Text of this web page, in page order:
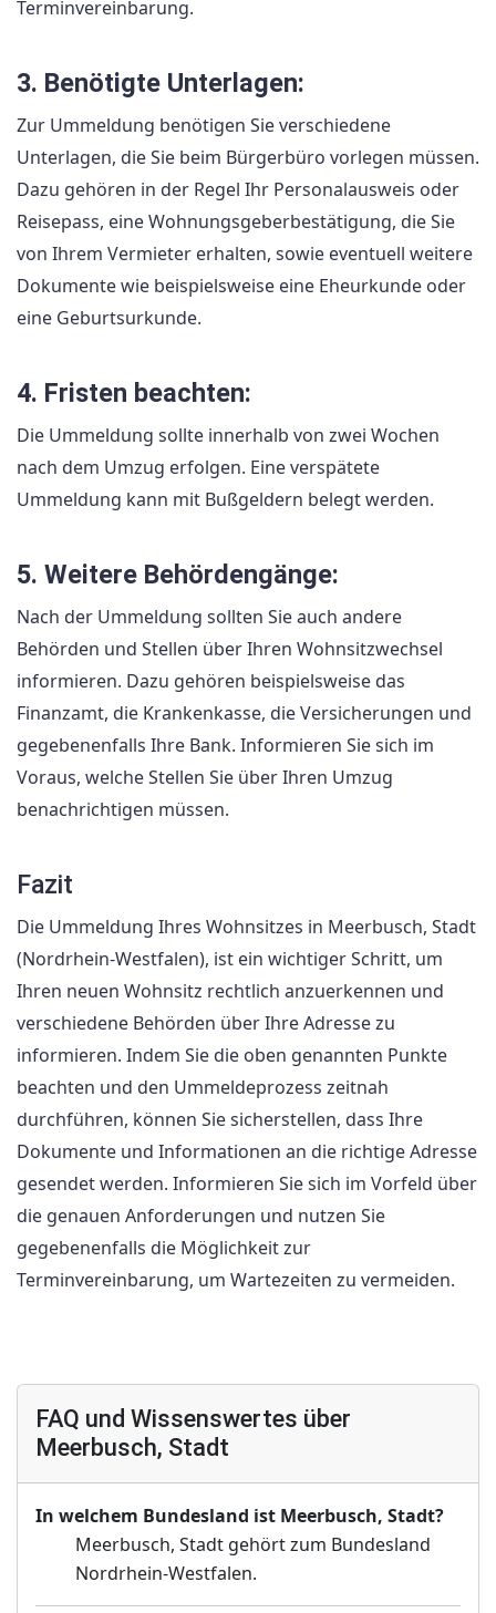
Terminvereinbarung.
3. Benötigte Unterlagen:
Zur Ummeldung benötigen Sie verschiedene
Unterlagen, die Sie beim Bürgerbüro vorlegen müssen.
Dazu gehören in der Regel Ihr Personalausweis oder
Reisepass, eine Wohnungsgeberbestätigung, die Sie
von Ihrem Vermieter erhalten, sowie eventuell weitere
Dokumente wie beispielsweise eine Eheurkunde oder
eine Geburtsurkunde.
4. Fristen beachten:
Die Ummeldung sollte innerhalb von zwei Wochen
nach dem Umzug erfolgen. Eine verspätete
Ummeldung kann mit Bußgeldern belegt werden.
5. Weitere Behördengänge:
Nach der Ummeldung sollten Sie auch andere
Behörden und Stellen über Ihren Wohnsitzwechsel
informieren. Dazu gehören beispielsweise das
Finanzamt, die Krankenkasse, die Versicherungen und
gegebenenfalls Ihre Bank. Informieren Sie sich im
Voraus, welche Stellen Sie über Ihren Umzug
benachrichtigen müssen.
Fazit
Die Ummeldung Ihres Wohnsitzes in Meerbusch, Stadt
(Nordrhein-Westfalen), ist ein wichtiger Schritt, um
Ihren neuen Wohnsitz rechtlich anzuerkennen und
verschiedene Behörden über Ihre Adresse zu
informieren. Indem Sie die oben genannten Punkte
beachten und den Ummeldeprozess zeitnah
durchführen, können Sie sicherstellen, dass Ihre
Dokumente und Informationen an die richtige Adresse
gesendet werden. Informieren Sie sich im Vorfeld über
die genauen Anforderungen und nutzen Sie
gegebenenfalls die Möglichkeit zur
Terminvereinbarung, um Wartezeiten zu vermeiden.
FAQ und Wissenswertes über
Meerbusch, Stadt
In welchem Bundesland ist Meerbusch, Stadt?
Meerbusch, Stadt gehört zum Bundesland
Nordrhein-Westfalen.